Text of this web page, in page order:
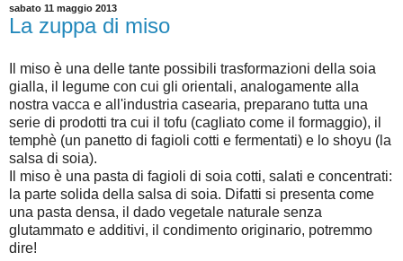
sabato 11 maggio 2013
La zuppa di miso
Il miso è una delle tante possibili trasformazioni della soia
gialla, il legume con cui gli orientali, analogamente alla
nostra vacca e all'industria casearia, preparano tutta una
serie di prodotti tra cui il tofu (cagliato come il formaggio), il
temphè (un panetto di fagioli cotti e fermentati) e lo shoyu (la
salsa di soia).
Il miso è una pasta di fagioli di soia cotti, salati e concentrati:
la parte solida della salsa di soia. Difatti si presenta come
una pasta densa, il dado vegetale naturale senza
glutammato e additivi, il condimento originario, potremmo
dire!